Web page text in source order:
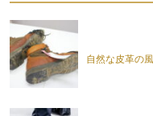
自然な皮革の